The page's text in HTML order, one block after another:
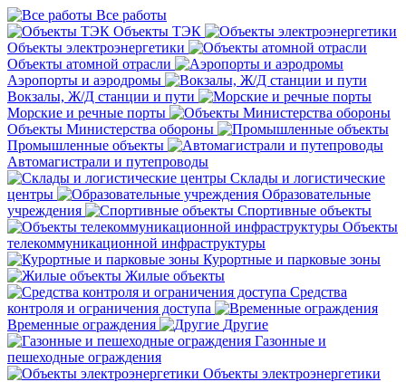
Все работы
Объекты ТЭК
Объекты электроэнергетики
Объекты атомной отрасли
Аэропорты и аэродромы
Вокзалы, Ж/Д станции и пути
Морские и речные порты
Объекты Министерства обороны
Промышленные объекты
Автомагистрали и путепроводы
Склады и логистические
центры
Образовательные
учреждения
Спортивные объекты
Объекты
телекоммуникационной инфраструктуры
Курортные и парковые зоны
Жилые объекты
Средства
контроля и ограничения доступа
Временные ограждения
Другие
Газонные и
пешеходные ограждения
Объекты электроэнергетики